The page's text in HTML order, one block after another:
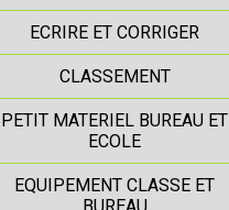
ECRIRE ET CORRIGER
CLASSEMENT
PETIT MATERIEL BUREAU ET
ECOLE
EQUIPEMENT CLASSE ET